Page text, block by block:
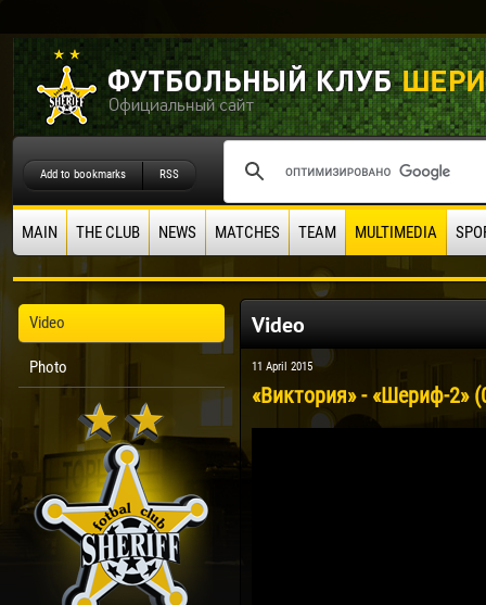
Add to bookmarks RSS
MAIN THE CLUB NEWS MATCHES TEAM MULTIMEDIA
Video
Photo
Video
11 April 2015
«Виктория» - «Шериф-2»